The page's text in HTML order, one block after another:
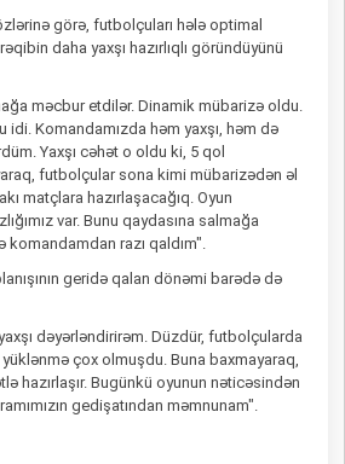
görə, futbolçuları hələ optimal
daha yaxşı hazırlıqlı göründüyünü
məcbur etdilər. Dinamik mübarizə oldu.
idi. Komandamızda həm yaxşı, həm də
Yaxşı cəhət o oldu ki, 5 qol
futbolçular sona kimi mübarizədən əl
matçlara hazırlaşacağıq. Oyun
var. Bunu qaydasına salmağa
komandamdan razı qaldım".
geridə qalan dönəmi barədə də
dəyərləndirirəm. Düzdür, futbolçularda
çox olmuşdu. Buna baxmayaraq,
hazırlaşır. Bugünkü oyunun nəticəsindən
gedişatından məmnunam".